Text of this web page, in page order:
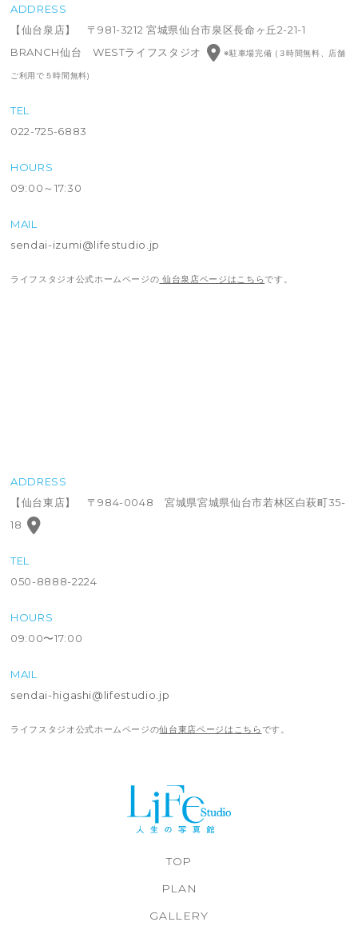
ADDRESS
【仙台泉店】 〒981-3212 宮城県仙台市泉区長命ヶ丘2-21-1
BRANCH仙台 WESTライフスタジオ
※駐車場完備 (３時間無料、店舗
ご利用で５時間無料)
TEL
022-725-6883
HOURS
09:00～17:30
MAIL
sendai-izumi@lifestudio.jp
ライフスタジオ公式ホームページの 仙台泉店ページはこちらです。
ADDRESS
【仙台東店】 〒984-0048 宮城県宮城県仙台市若林区白萩町35-
18
TEL
050-8888-2224
HOURS
09:00〜17:00
MAIL
sendai-higashi@lifestudio.jp
ライフスタジオ公式ホームページの仙台東店ページはこちら です。
TOP
PLAN
GALLERY